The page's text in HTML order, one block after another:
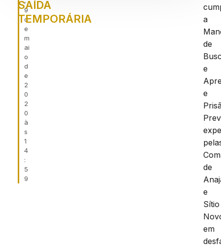
9
d
e
m
ai
o
d
e
2
0
2
0
à
s
1
4
:
5
9
SAÍDA
TEMPORÁRIA
a
de
e
e
de
e
Sítio
em